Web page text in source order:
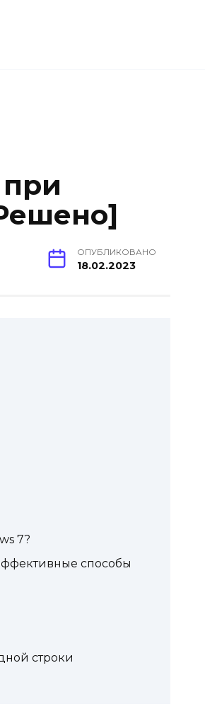
ОПУБЛИКОВАНО
18.02.2023
7?
способы
строки